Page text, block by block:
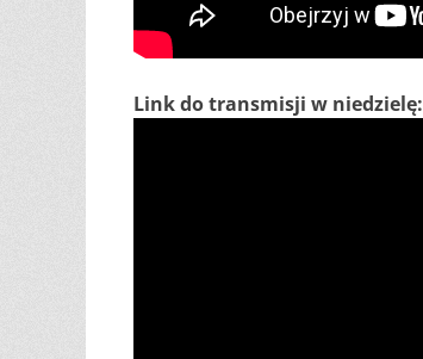
Link do transmisji w niedzielę: